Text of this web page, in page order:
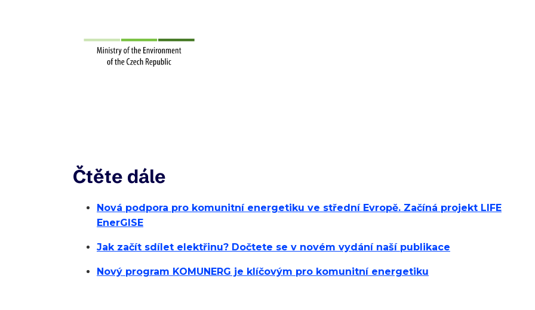
Čtěte dále
Nová podpora pro komunitní energetiku ve střední Evropě. Začíná projekt LIFE
EnerGISE
Jak začít sdílet elektřinu? Dočtete se v novém vydání naší publikace
Nový program KOMUNERG je klíčovým pro komunitní energetiku